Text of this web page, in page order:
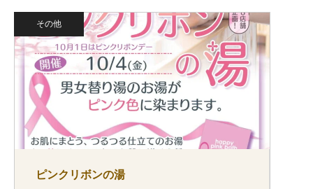
その他
ピンクリボンの湯